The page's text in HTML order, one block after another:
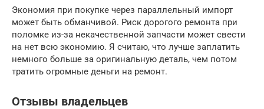
Экономия при покупке через параллельный импорт
может быть обманчивой. Риск дорогого ремонта при
поломке из-за некачественной запчасти может свести
на нет всю экономию. Я считаю, что лучше заплатить
немного больше за оригинальную деталь, чем потом
тратить огромные деньги на ремонт.
Отзывы владельцев